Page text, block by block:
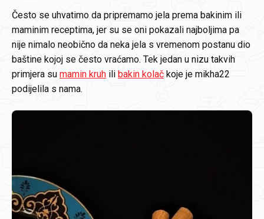
Često se uhvatimo da pripremamo jela prema bakinim ili
maminim receptima, jer su se oni pokazali najboljima pa
nije nimalo neobično da neka jela s vremenom postanu dio
baštine kojoj se često vraćamo. Tek jedan u nizu takvih
primjera su mamin kruh ili bakin kolač koje je mikha22
podijelila s nama.